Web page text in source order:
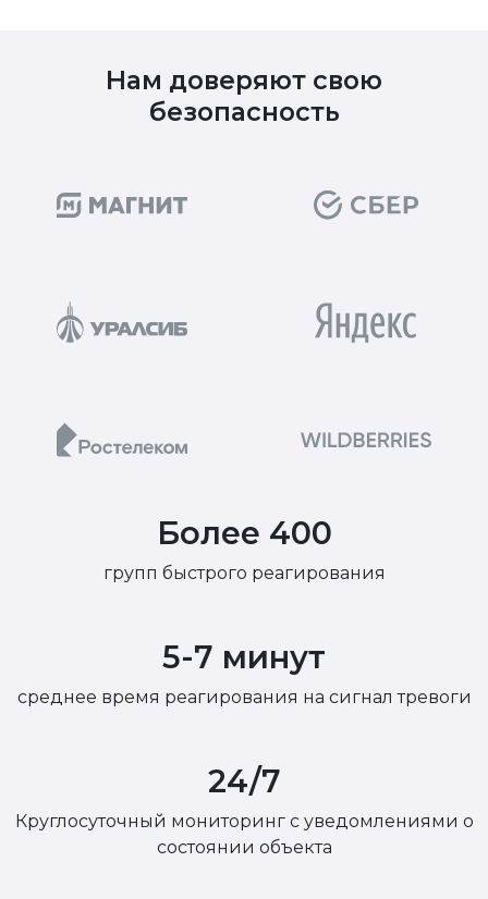
Нам доверяют свою
безопасность
Более 400
групп быстрого реагирования
5-7 минут
среднее время реагирования на сигнал тревоги
24/7
Круглосуточный мониторинг с уведомлениями о
состоянии объекта